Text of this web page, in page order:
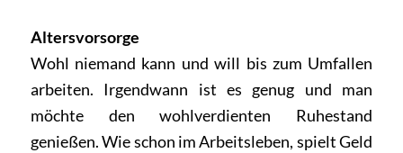
Altersvorsorge
Wohl niemand kann und will bis zum Umfallen
arbeiten. Irgendwann ist es genug und man
möchte den wohlverdienten Ruhestand
genießen. Wie schon im Arbeitsleben, spielt Geld